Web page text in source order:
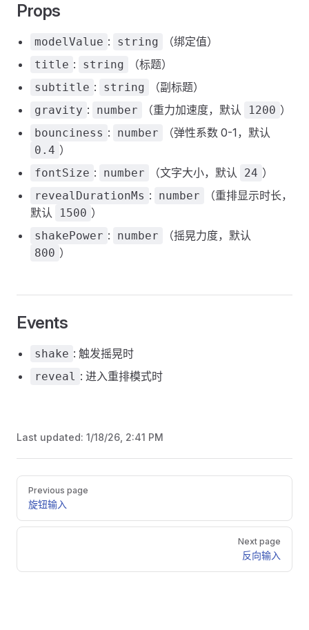
Props
modelValue : string （绑定值）
title : string （标题）
subtitle : string （副标题）
gravity : number （重力加速度，默认 1200 ）
bounciness : number （弹性系数 0-1，默认
0.4 ）
fontSize : number （文字大小，默认 24 ）
revealDurationMs : number
（重排显示时长，
默认
1500 ）
shakePower : number （摇晃力度，默认
800 ）
Events
shake : 触发摇晃时
reveal : 进入重排模式时
Last updated: 1/18/26, 2:41 PM
Pager
Previous page
旋钮输入
Next page
反向输入